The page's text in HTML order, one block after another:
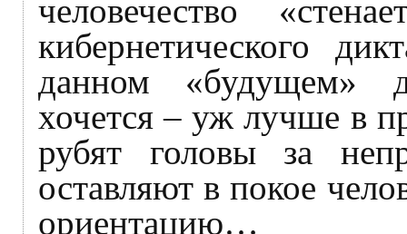
человечество
кибернетического
данном «будущем»
хочется – уж лучше в
рубят головы за
оставляют в покое
ориентацию…